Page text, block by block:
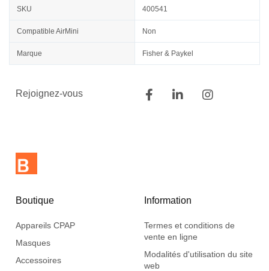
SKU 400541
Compatible AirMini Non
Marque Fisher & Paykel
Rejoignez-vous
Boutique
Appareils CPAP
Masques
Accessoires
Information
Termes et conditions de
vente en ligne
Modalités d'utilisation du site
web